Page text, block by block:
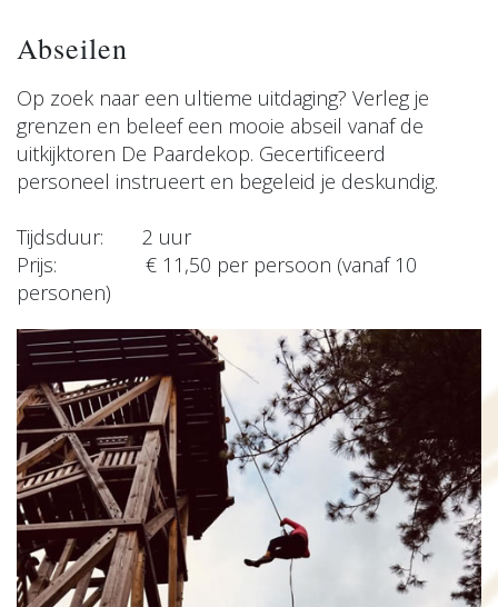
Abseilen
Op zoek naar een ultieme uitdaging? Verleg je
grenzen en beleef een mooie abseil vanaf de
uitkijktoren De Paardekop. Gecertificeerd
personeel instrueert en begeleid je deskundig.
Tijdsduur: 2 uur
Prijs: € 11,50 per persoon (vanaf 10
personen)